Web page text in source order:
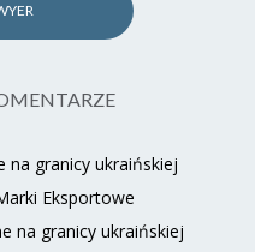
na granicy ukraińskiej
Eksportowe
na granicy ukraińskiej